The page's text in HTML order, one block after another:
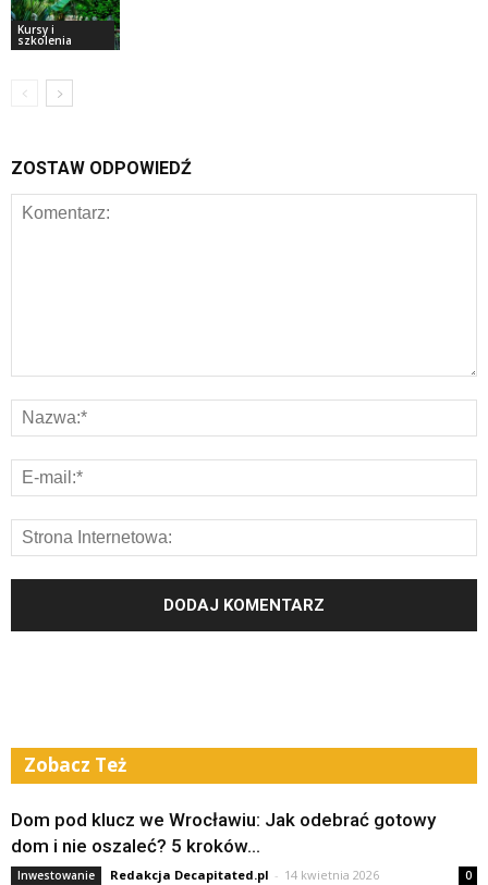
Kursy i
szkolenia
ZOSTAW ODPOWIEDŹ
Zobacz Też
Dom pod klucz we Wrocławiu: Jak odebrać gotowy
dom i nie oszaleć? 5 kroków...
Inwestowanie Redakcja Decapitated.pl - 14 kwietnia 2026 0